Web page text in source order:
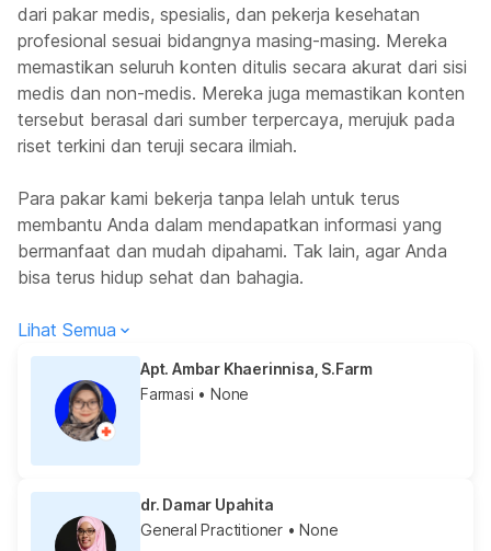
dari pakar medis, spesialis, dan pekerja kesehatan
profesional sesuai bidangnya masing-masing. Mereka
memastikan seluruh konten ditulis secara akurat dari sisi
medis dan non-medis. Mereka juga memastikan konten
tersebut berasal dari sumber terpercaya, merujuk pada
riset terkini dan teruji secara ilmiah.
Para pakar kami bekerja tanpa lelah untuk terus
membantu Anda dalam mendapatkan informasi yang
bermanfaat dan mudah dipahami. Tak lain, agar Anda
bisa terus hidup sehat dan bahagia.
Lihat Semua
Apt. Ambar Khaerinnisa, S.Farm
Farmasi • None
dr. Damar Upahita
General Practitioner • None